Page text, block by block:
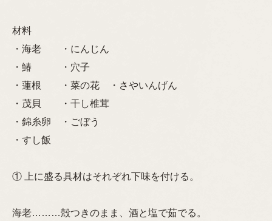
材料
・海老 ・にんじん
・鰆 ・穴子
・蓮根 ・菜の花 ・さやいんげん
・茂貝 ・干し椎茸
・錦糸卵 ・ごぼう
・すし飯
① 上に盛る具材はそれぞれ下味を付ける。
海老………殻つきのまま、酒と塩で茹でる。